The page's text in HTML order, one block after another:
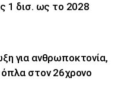
1 δισ. ως το 2028
για ανθρωποκτονία,
όπλα στον 26χρονο